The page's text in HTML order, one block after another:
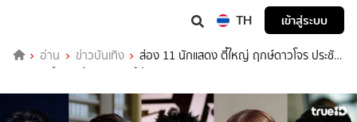
TH เข้าสู่ระบบ
อ่าน ข่าวบันเทิง
ส่อง 11 นักแสดง ตี๋ใหญ่ ฤกษ์ดาวโจร ประชัน
บทบาทเดือด พร้อมแจกวาร์ป IG